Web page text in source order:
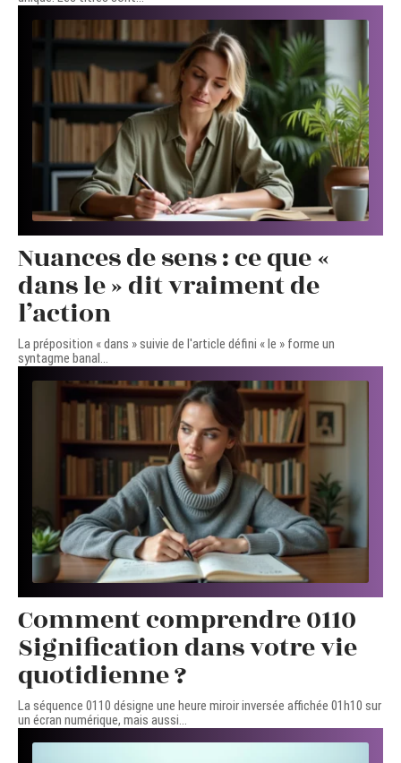
Nuances de sens : ce que «
dans le » dit vraiment de
l’action
La préposition « dans » suivie de l'article défini « le » forme un
syntagme banal…
Comment comprendre 0110
Signification dans votre vie
quotidienne ?
La séquence 0110 désigne une heure miroir inversée affichée 01h10 sur
un écran numérique, mais aussi…